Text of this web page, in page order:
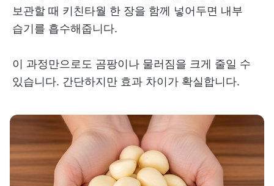
보관할 때 키친타월 한 장을 함께 넣어두면 내부
습기를 흡수해줍니다.
이 과정만으로도 곰팡이나 물러짐을 크게 줄일 수
있습니다. 간단하지만 효과 차이가 확실합니다.